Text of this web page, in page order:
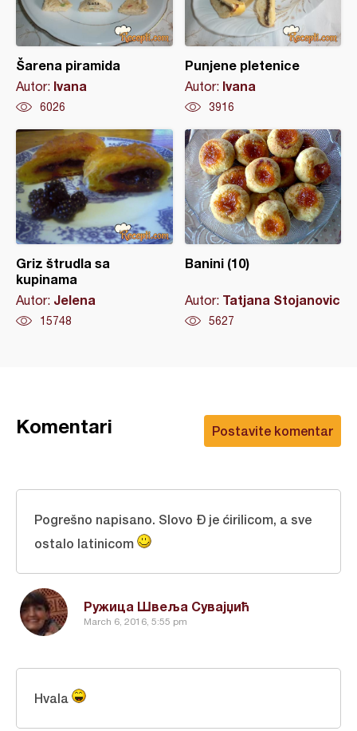
Šarena piramida
Autor: Ivana
6026
Punjene pletenice
Autor: Ivana
3916
Griz štrudla sa
kupinama
Autor: Jelena
15748
Banini (10)
Autor: Tatjana Stojanovic
5627
Postavite komentar
Komentari
Ружица Швеља Сувајџић
March 6, 2016, 5:55 pm
Pogrešno napisano. Slovo Đ je ćirilicom, a sve
ostalo latinicom
Hvala